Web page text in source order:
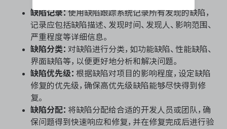
缺陷记录：使用缺陷跟踪系统记录所有发现的缺陷，
记录应包括缺陷描述、发现时间、发现人、影响范围、
严重程度等详细信息。
缺陷分类： 对缺陷进行分类，如功能缺陷、性能缺陷、
界面缺陷等，以便更好地分析和解决问题。
缺陷优先级： 根据缺陷对项目的影响程度，设定缺陷
修复的优先级，确保高优先级缺陷能够尽快得到修
复。
缺陷分配： 将缺陷分配给合适的开发人员或团队，确
保问题得到快速响应和修复，并在修复完成后进行验